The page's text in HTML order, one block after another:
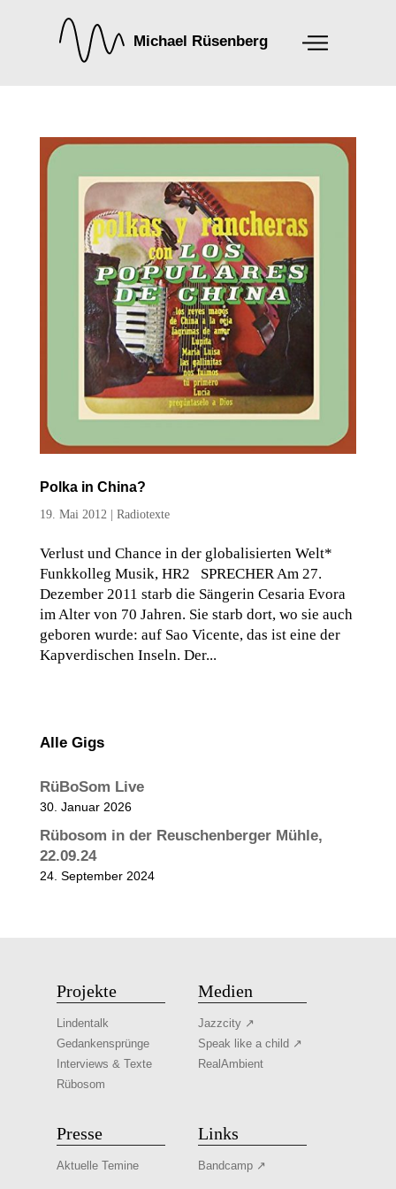
Polka in China?
19. Mai 2012| Radiotexte
Verlust und Chance in der globalisierten Welt*
Funkkolleg Musik, HR2 SPRECHER Am 27.
Dezember 2011 starb die Sängerin Cesaria Evora
im Alter von 70 Jahren. Sie starb dort, wo sie auch
geboren wurde: auf Sao Vicente, das ist eine der
Kapverdischen Inseln. Der...
Alle Gigs
RüBoSom Live
30. Januar 2026
Rübosom in der Reuschenberger Mühle,
22.09.24
24. September 2024
Projekte
Lindentalk
Gedankensprünge
Interviews & Texte
Rübosom
Medien
Jazzcity ↗
Speak like a child ↗
RealAmbient
Presse
Aktuelle Temine
Links
Bandcamp ↗